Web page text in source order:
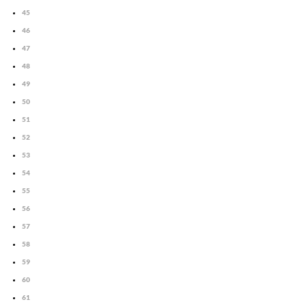
45
46
47
48
49
50
51
52
53
54
55
56
57
58
59
60
61